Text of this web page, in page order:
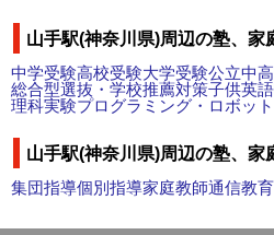
山手駅(神奈川県)周辺の塾、家
中学受験高校受験大学受験公立中
総合型選抜・学校推薦対策子供英語
理科実験プログラミング・ロボット
山手駅(神奈川県)周辺の塾、家
集団指導個別指導家庭教師通信教